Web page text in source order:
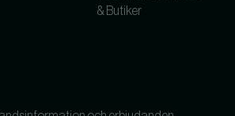
& Butiker